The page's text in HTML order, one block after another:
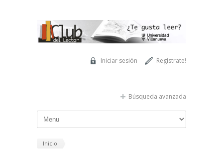
Regístrate!
Iniciar sesión
Búsqueda avanzada
Inicio